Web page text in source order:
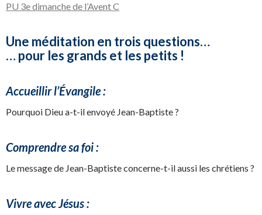
PU 3e dimanche de l’Avent C
Une méditation en trois questions…
… pour les grands et les petits !
Accueillir l’Évangile :
Pourquoi Dieu a-t-il envoyé Jean-Baptiste ?
Comprendre sa foi :
Le message de Jean-Baptiste concerne-t-il aussi les chrétiens ?
Vivre avec Jésus :